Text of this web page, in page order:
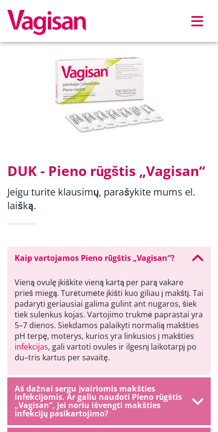
DUK - Pieno rūgštis „Vagisan“
Jeigu turite klausimų, parašykite mums el.
laišką.
Kaip vartojamos Pieno rūgštis „Vagisan“?
Vieną ovulę įkiškite vieną kartą per parą vakare
prieš miegą. Turėtumėte įkišti kuo giliau į makštį. Tai
padaryti geriausiai galima gulint ant nugaros, šiek
tiek sulenkus kojas. Vartojimo trukmė paprastai yra
5–7 dienos. Siekdamos palaikyti normalią makšties
pH terpę, moterys, kurios yra linkusios į makšties
infekcijas, gali vartoti ovules ir ilgesnį laikotarpį po
du–tris kartus per savaitę.
Aš dažnai sergu įvairiomis makšties
infekcijomis. Ar galiu naudoti Pieno rūgštis
„Vagisan“, jei noriu išvengti makšties
infekcijų pasikartojimo?